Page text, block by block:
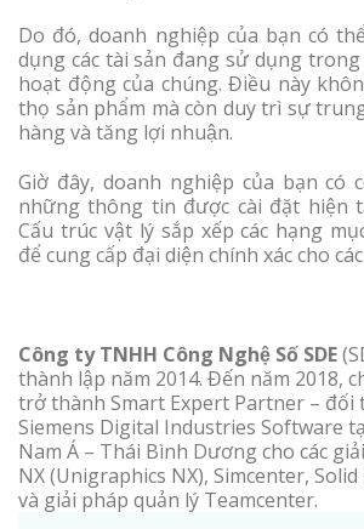
Do đó, doanh nghiệp của bạn có
dụng các tài sản đang sử dụng
hoạt động của chúng. Điều này
thọ sản phẩm mà còn duy trì sự
hàng và tăng lợi nhuận.
Giờ đây, doanh nghiệp của bạn có
những thông tin được cài đặt hiện
Cấu trúc vật lý sắp xếp các hạng
để cung cấp đại diện chính xác cho
Công ty TNHH Công Nghệ Số SDE
thành lập năm 2014. Đến năm 2018,
trở thành Smart Expert Partner – đối
Siemens Digital Industries Software
Nam Á – Thái Bình Dương cho các
NX (Unigraphics NX), Simcenter,
và giải pháp quản lý Teamcenter.